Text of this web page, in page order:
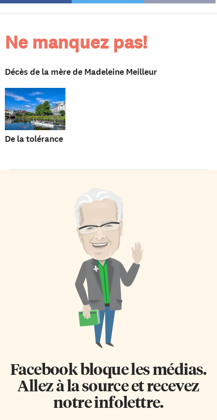
Ne manquez pas!
Décès de la mère de Madeleine Meilleur
De la tolérance
Facebook bloque les médias.
Allez à la source et recevez
notre infolettre.